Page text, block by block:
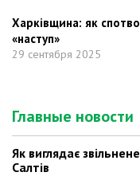
Харківщина: як
«наступ»
29 сентября 2025
Главные новости
Як виглядає
Салтів